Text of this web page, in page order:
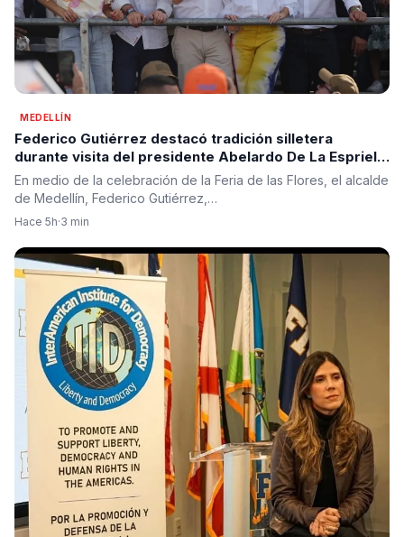
MEDELLÍN
Federico Gutiérrez destacó tradición silletera
durante visita del presidente Abelardo De La Espriella
a Medellín
En medio de la celebración de la Feria de las Flores, el alcalde
de Medellín, Federico Gutiérrez,…
Hace 5h·3 min